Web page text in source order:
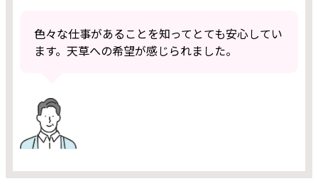
色々な仕事があることを知ってとても安心してい
ます。天草への希望が感じられました。